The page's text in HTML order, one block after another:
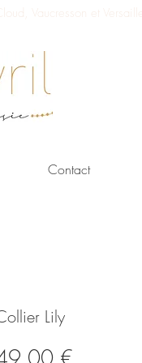
Vaucresson et Versailles
Contact
Lily